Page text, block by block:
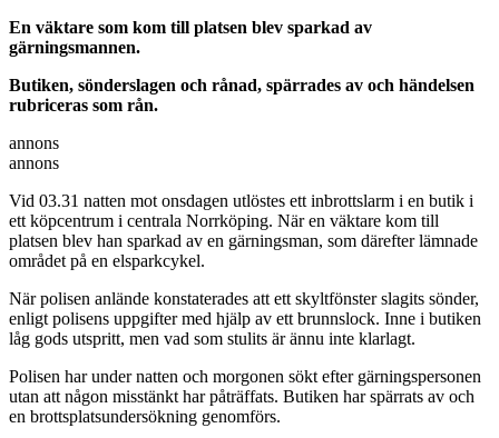
En väktare som kom till platsen blev sparkad av
gärningsmannen.
Butiken, sönderslagen och rånad, spärrades av och händelsen
rubriceras som rån.
annons
annons
Vid 03.31 natten mot onsdagen utlöstes ett inbrottslarm i en butik i
ett köpcentrum i centrala Norrköping. När en väktare kom till
platsen blev han sparkad av en gärningsman, som därefter lämnade
området på en elsparkcykel.
När polisen anlände konstaterades att ett skyltfönster slagits sönder,
enligt polisens uppgifter med hjälp av ett brunnslock. Inne i butiken
låg gods utspritt, men vad som stulits är ännu inte klarlagt.
Polisen har under natten och morgonen sökt efter gärningspersonen
utan att någon misstänkt har påträffats. Butiken har spärrats av och
en brottsplatsundersökning genomförs.